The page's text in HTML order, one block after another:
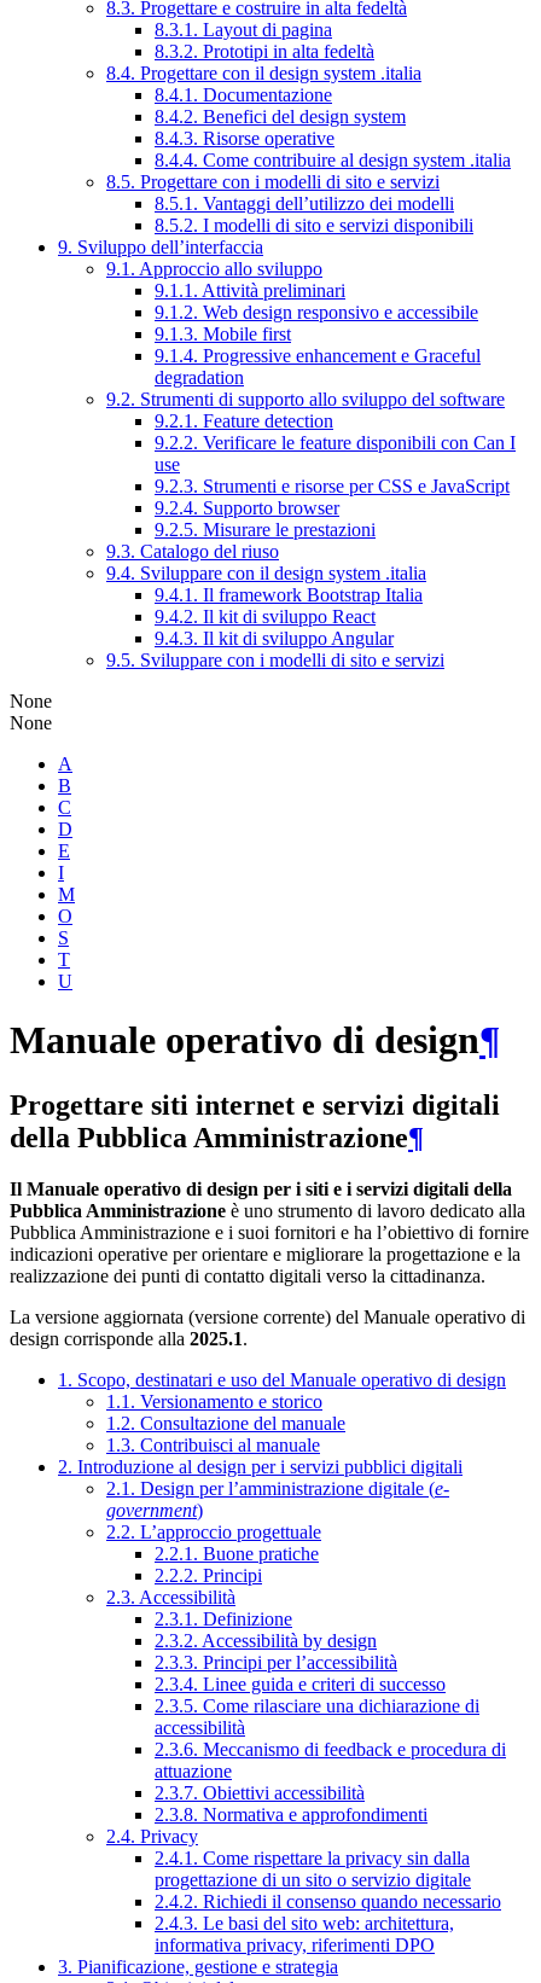
8.3. Progettare e costruire in alta fedeltà
8.3.1. Layout di pagina
8.3.2. Prototipi in alta fedeltà
8.4. Progettare con il design system .italia
8.4.1. Documentazione
8.4.2. Benefici del design system
8.4.3. Risorse operative
8.4.4. Come contribuire al design system .italia
8.5. Progettare con i modelli di sito e servizi
8.5.1. Vantaggi dell’utilizzo dei modelli
8.5.2. I modelli di sito e servizi disponibili
9. Sviluppo dell’interfaccia
9.1. Approccio allo sviluppo
9.1.1. Attività preliminari
9.1.2. Web design responsivo e accessibile
9.1.3. Mobile first
9.1.4. Progressive enhancement e Graceful
degradation
9.2. Strumenti di supporto allo sviluppo del software
9.2.1. Feature detection
9.2.2. Verificare le feature disponibili con Can I
use
9.2.3. Strumenti e risorse per CSS e JavaScript
9.2.4. Supporto browser
9.2.5. Misurare le prestazioni
9.3. Catalogo del riuso
9.4. Sviluppare con il design system .italia
9.4.1. Il framework Bootstrap Italia
9.4.2. Il kit di sviluppo React
9.4.3. Il kit di sviluppo Angular
9.5. Sviluppare con i modelli di sito e servizi
None
None
A
B
C
D
E
I
M
O
S
T
U
Manuale operativo di design¶
Progettare siti internet e servizi digitali
della Pubblica Amministrazione¶
Il Manuale operativo di design per i siti e i servizi digitali della
Pubblica Amministrazione è uno strumento di lavoro dedicato alla
Pubblica Amministrazione e i suoi fornitori e ha l’obiettivo di fornire
indicazioni operative per orientare e migliorare la progettazione e la
realizzazione dei punti di contatto digitali verso la cittadinanza.
La versione aggiornata (versione corrente) del Manuale operativo di
design corrisponde alla 2025.1.
1. Scopo, destinatari e uso del Manuale operativo di design
1.1. Versionamento e storico
1.2. Consultazione del manuale
1.3. Contribuisci al manuale
2. Introduzione al design per i servizi pubblici digitali
2.1. Design per l’amministrazione digitale (e-
government)
2.2. L’approccio progettuale
2.2.1. Buone pratiche
2.2.2. Principi
2.3. Accessibilità
2.3.1. Definizione
2.3.2. Accessibilità by design
2.3.3. Principi per l’accessibilità
2.3.4. Linee guida e criteri di successo
2.3.5. Come rilasciare una dichiarazione di
accessibilità
2.3.6. Meccanismo di feedback e procedura di
attuazione
2.3.7. Obiettivi accessibilità
2.3.8. Normativa e approfondimenti
2.4. Privacy
2.4.1. Come rispettare la privacy sin dalla
progettazione di un sito o servizio digitale
2.4.2. Richiedi il consenso quando necessario
2.4.3. Le basi del sito web: architettura,
informativa privacy, riferimenti DPO
3. Pianificazione, gestione e strategia